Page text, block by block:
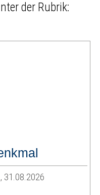
der Rubrik:
31.08.2026